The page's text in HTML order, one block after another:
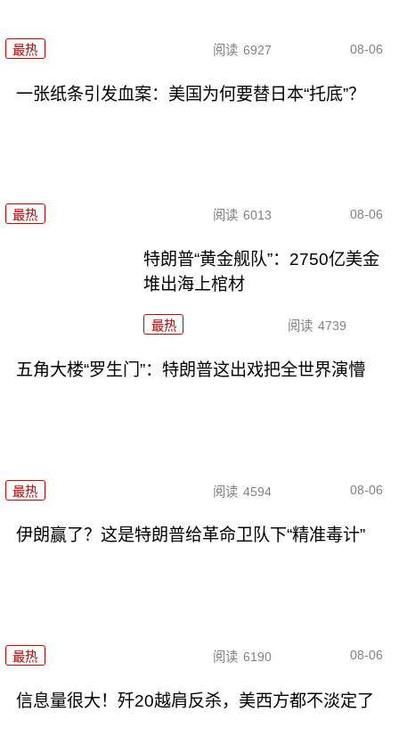
最热 阅读 6927 08-06
一张纸条引发血案：美国为何要替日本“托底”？
最热 阅读 6013 08-06
特朗普“黄金舰队”：2750亿美金
堆出海上棺材
最热 阅读 4739
五角大楼“罗生门”：特朗普这出戏把全世界演懵
最热 阅读 4594 08-06
伊朗赢了？这是特朗普给革命卫队下“精准毒计”
最热 阅读 6190 08-06
信息量很大！歼20越肩反杀，美西方都不淡定了